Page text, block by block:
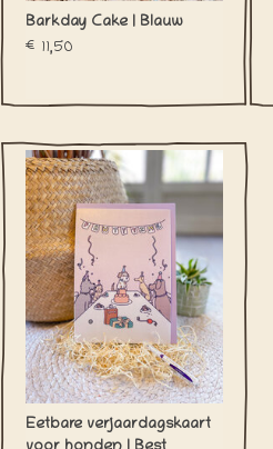
Barkday Cake | Blauw
€11,50
Eetbare verjaardagskaart